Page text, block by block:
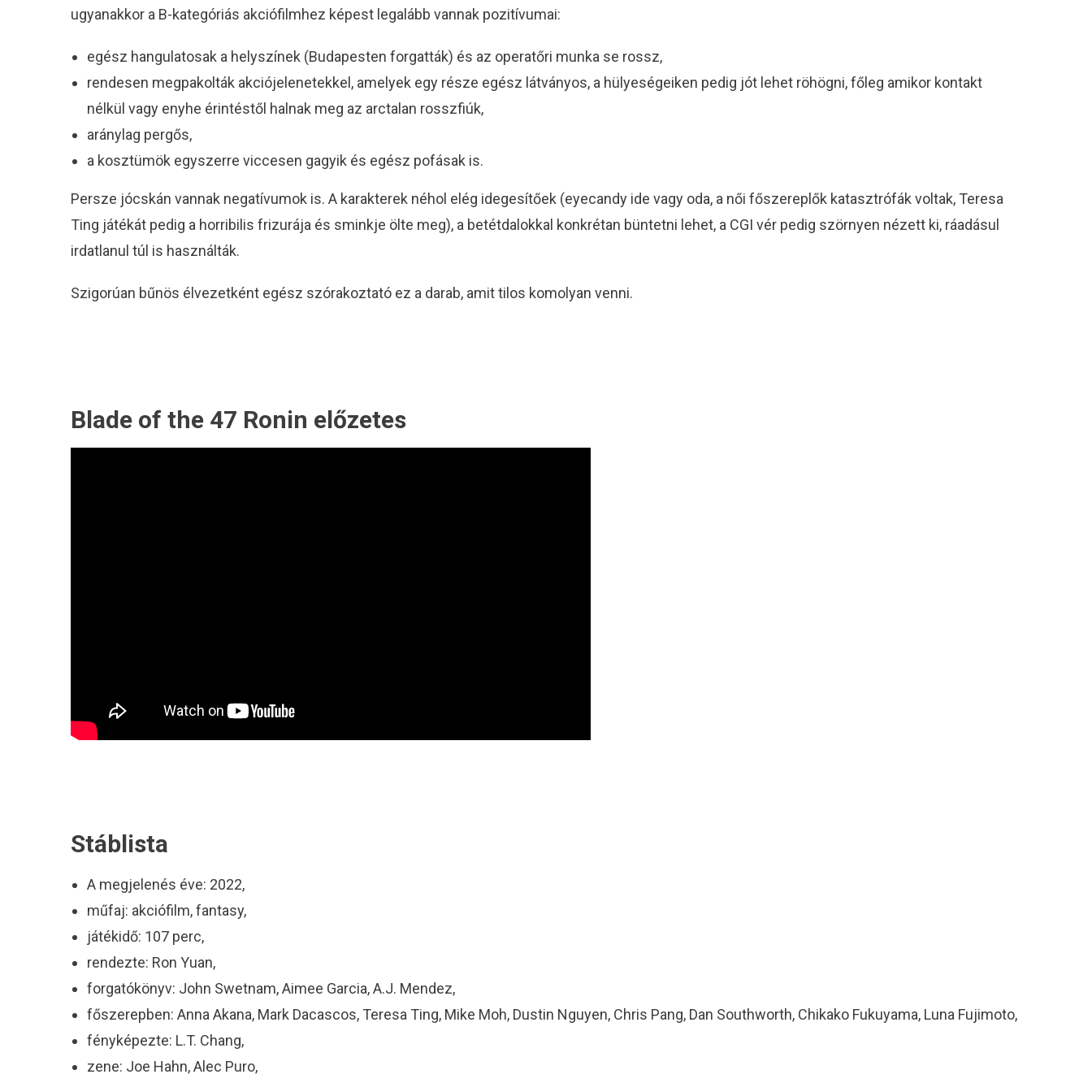
ugyanakkor a B-kategóriás akciófilmhez képest legalább vannak pozitívumai:
egész hangulatosak a helyszínek (Budapesten forgatták) és az operatőri munka se rossz,
rendesen megpakolták akciójelenetekkel, amelyek egy része egész látványos, a hülyeségeiken pedig jót lehet röhögni, főleg amikor kontakt
nélkül vagy enyhe érintéstől halnak meg az arctalan rosszfiúk,
aránylag pergős,
a kosztümök egyszerre viccesen gagyik és egész pofásak is.
Persze jócskán vannak negatívumok is. A karakterek néhol elég idegesítőek (eyecandy ide vagy oda, a női főszereplők katasztrófák voltak, Teresa
Ting játékát pedig a horribilis frizurája és sminkje ölte meg), a betétdalokkal konkrétan büntetni lehet, a CGI vér pedig szörnyen nézett ki, ráadásul
irdatlanul túl is használták.
Szigorúan bűnös élvezetként egész szórakoztató ez a darab, amit tilos komolyan venni.
Blade of the 47 Ronin előzetes
Stáblista
A megjelenés éve: 2022,
műfaj: akciófilm, fantasy,
játékidő: 107 perc,
rendezte: Ron Yuan,
forgatókönyv: John Swetnam, Aimee Garcia, A.J. Mendez,
főszerepben: Anna Akana, Mark Dacascos, Teresa Ting, Mike Moh, Dustin Nguyen, Chris Pang, Dan Southworth, Chikako Fukuyama, Luna Fujimoto,
fényképezte: L.T. Chang,
zene: Joe Hahn, Alec Puro,